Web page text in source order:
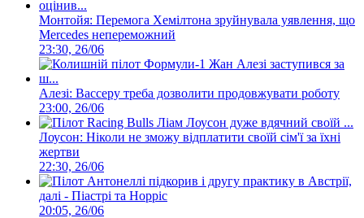
Монтойя: Перемога Хемілтона зруйнувала уявлення, що
Mercedes непереможний
23:30, 26/06
Алезі: Вассеру треба дозволити продовжувати роботу
23:00, 26/06
Лоусон: Ніколи не зможу відплатити своїй сім'ї за їхні
жертви
22:30, 26/06
Антонеллі підкорив і другу практику в Австрії,
далі - Піастрі та Норріс
20:05, 26/06